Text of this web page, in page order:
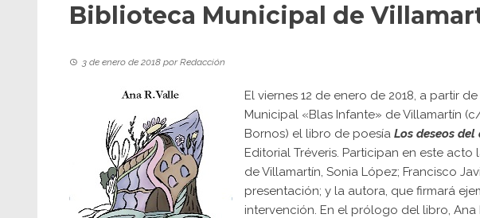
Biblioteca Municipal de
3 de enero de 2018 porRedacción
El viernes 12 de enero de 2018, a partir
Municipal «Blas Infante» de Villamartín
Bornos) el libro de poesía Los deseos del
Editorial Tréveris. Participan en este
de Villamartín, Sonia López; Francisco
presentación; y la autora, que firmará
intervención. En el prólogo del libro, Ana